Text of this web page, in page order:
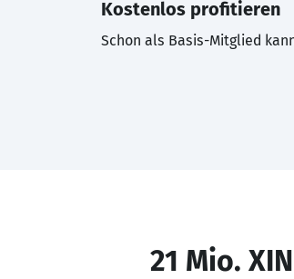
Kostenlos profitieren
Schon als Basis-Mitglied
21 Mio.